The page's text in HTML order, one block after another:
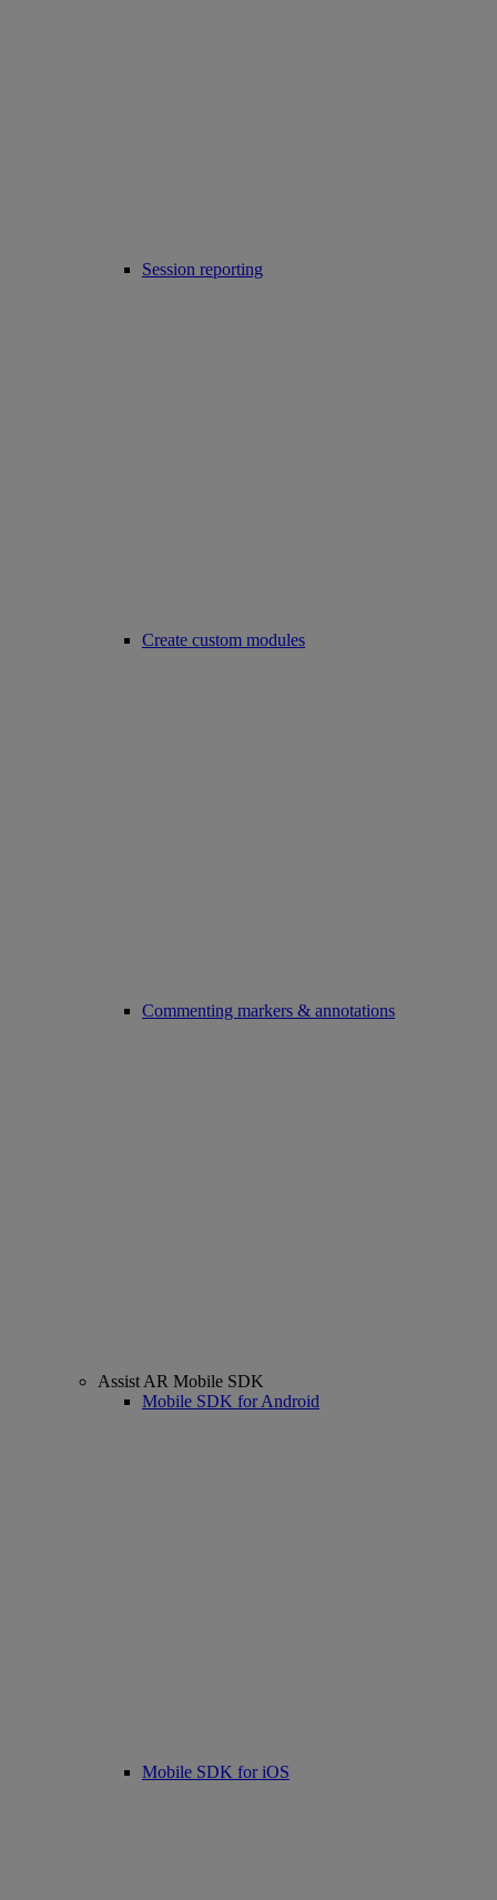
Session reporting
Create custom modules
Commenting markers & annotations
Assist AR Mobile SDK
Mobile SDK for Android
Mobile SDK for iOS